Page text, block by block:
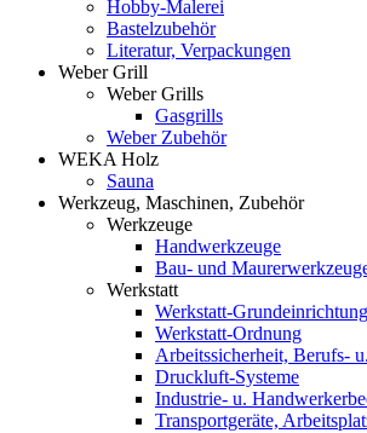
Hobby-Malerei
Bastelzubehör
Literatur, Verpackungen
Weber Grill
Weber Grills
Gasgrills
Weber Zubehör
WEKA Holz
Sauna
Werkzeug, Maschinen, Zubehör
Werkzeuge
Handwerkzeuge
Bau- und
Werkstatt
Werkstatt-Grundeinrichtung
Werkstatt-Ordnung
Arbeitssicherheit, Berufs- u.
Druckluft-Systeme
Industrie- u.
Transportgeräte,